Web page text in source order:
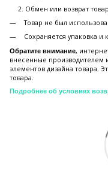
Обмен или возврат
Товар не был
Сохраняется упаковка и
Обратите внимание,
внесенные производителем
элементов дизайна товара.
товара.
Подробнее об условиях